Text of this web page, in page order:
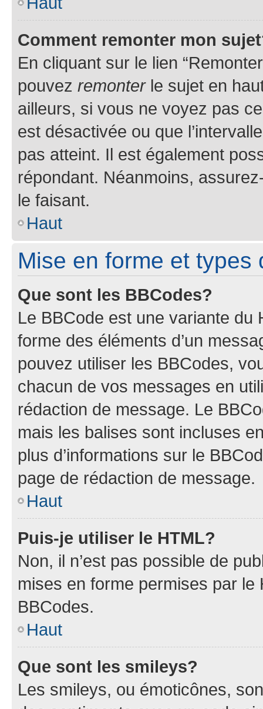
Comment remonter mon
En cliquant sur le lien
pouvez remonterle sujet en
ailleurs, si vous ne voyez pas
est désactivée ou que
pas atteint. Il est également
répondant. Néanmoins,
le faisant.
Haut
Mise en forme et types
Que sont les BBCodes?
Le BBCode est une variante du
forme des éléments d’un
pouvez utiliser les BBCodes,
chacun de vos messages en
rédaction de message. Le
mais les balises sont incluses
plus d’informations sur le
page de rédaction de message.
Haut
Puis-je utiliser le HTML?
Non, il n’est pas possible de
mises en forme permises par
BBCodes.
Haut
Que sont les smileys?
Les smileys, ou émoticônes,